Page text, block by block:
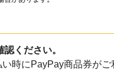
ください。
時にPayPay商品券がご